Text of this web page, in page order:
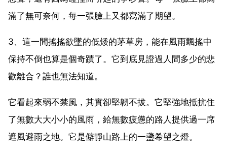
滿了無可奈何，每一張臉上又都寫滿了期望。
3、這一間搖搖欲墜的低矮的茅草房，能在風雨飄搖中
保持不倒也算是個奇蹟了。它到底見證過人間多少的悲
歡離合？誰也無法知道。
它看起來弱不禁風，其實卻堅韌不拔。它堅強地抵抗住
了無數大大小小的風雨，給無數疲憊的路人提供過一席
遮風避雨之地。它是僻靜山路上的一盞希望之燈。